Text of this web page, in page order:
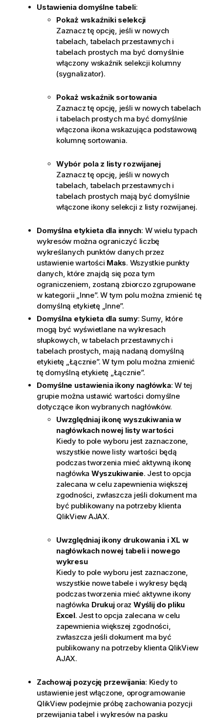
Ustawienia domyślne tabeli:
Pokaż wskaźniki selekcji
Zaznacz tę opcję, jeśli w nowych
tabelach, tabelach przestawnych i
tabelach prostych ma być domyślnie
włączony wskaźnik selekcji kolumny
(sygnalizator).
Pokaż wskaźnik sortowania
Zaznacz tę opcję, jeśli w nowych tabelach
i tabelach prostych ma być domyślnie
włączona ikona wskazująca podstawową
kolumnę sortowania.
Wybór pola z listy rozwijanej
Zaznacz tę opcję, jeśli w nowych
tabelach, tabelach przestawnych i
tabelach prostych mają być domyślnie
włączone ikony selekcji z listy rozwijanej.
Domyślna etykieta dla innych: W wielu typach
wykresów można ograniczyć liczbę
wykreślanych punktów danych przez
ustawienie wartości Maks. Wszystkie punkty
danych, które znajdą się poza tym
ograniczeniem, zostaną zbiorczo zgrupowane
w kategorii „Inne”. W tym polu można zmienić tę
domyślną etykietę „Inne”.
Domyślna etykieta dla sumy: Sumy, które
mogą być wyświetlane na wykresach
słupkowych, w tabelach przestawnych i
tabelach prostych, mają nadaną domyślną
etykietę „Łącznie”. W tym polu można zmienić
tę domyślną etykietę „Łącznie”.
Domyślne ustawienia ikony nagłówka: W tej
grupie można ustawić wartości domyślne
dotyczące ikon wybranych nagłówków.
Uwzględniaj ikonę wyszukiwania w
nagłówkach nowej listy wartości
Kiedy to pole wyboru jest zaznaczone,
wszystkie nowe listy wartości będą
podczas tworzenia mieć aktywną ikonę
nagłówka Wyszukiwanie. Jest to opcja
zalecana w celu zapewnienia większej
zgodności, zwłaszcza jeśli dokument ma
być publikowany na potrzeby klienta
QlikView AJAX.
Uwzględniaj ikony drukowania i XL w
nagłówkach nowej tabeli i nowego
wykresu
Kiedy to pole wyboru jest zaznaczone,
wszystkie nowe tabele i wykresy będą
podczas tworzenia mieć aktywne ikony
nagłówka Drukujoraz Wyślij do pliku
Excel. Jest to opcja zalecana w celu
zapewnienia większej zgodności,
zwłaszcza jeśli dokument ma być
publikowany na potrzeby klienta QlikView
AJAX.
Zachowaj pozycję przewijania: Kiedy to
ustawienie jest włączone, oprogramowanie
QlikView podejmie próbę zachowania pozycji
przewijania tabel i wykresów na pasku